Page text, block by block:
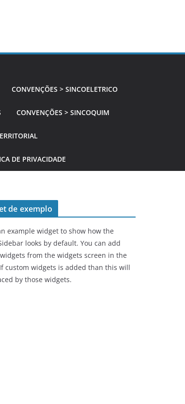
CONVENÇÕES > SINCOELETRICO
CONVENÇÕES > SINCOQUIM
DE PRIVACIDADE
de exemplo
example widget to show how the
looks by default. You can add
from the widgets screen in the
custom widgets is added than this will
by those widgets.